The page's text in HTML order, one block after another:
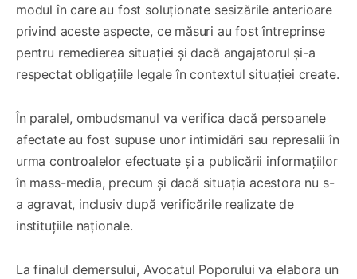
modul în care au fost soluționate sesizările anterioare
privind aceste aspecte, ce măsuri au fost întreprinse
pentru remedierea situației și dacă angajatorul și-a
respectat obligațiile legale în contextul situației create.
În paralel, ombudsmanul va verifica dacă persoanele
afectate au fost supuse unor intimidări sau represalii în
urma controalelor efectuate și a publicării informațiilor
în mass-media, precum și dacă situația acestora nu s-
a agravat, inclusiv după verificările realizate de
instituțiile naționale.
La finalul demersului, Avocatul Poporului va elabora un